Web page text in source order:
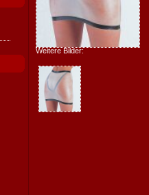
Weitere Bilder: